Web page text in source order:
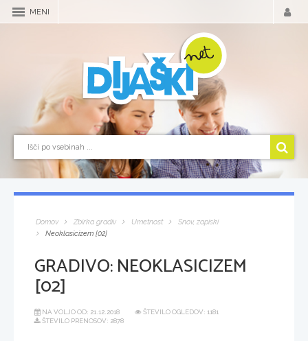
MENI
Domov Zbirka gradiv Umetnost
Snov, zapiski
Neoklasicizem [02]
GRADIVO:NEOKLASICIZEM
[02]
NA VOLJO OD: 21.12.2018
ŠTEVILO OGLEDOV: 1181
ŠTEVILO PRENOSOV: 2878